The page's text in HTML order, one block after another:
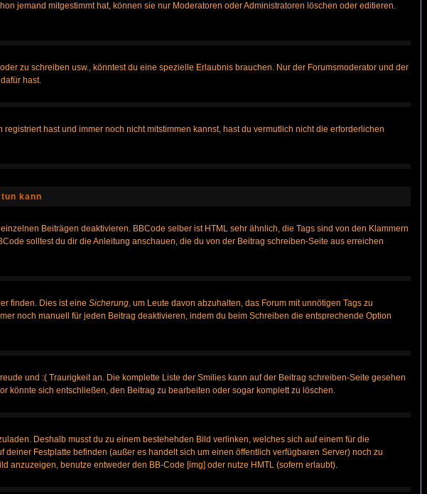
jemand mitgestimmt hat, können sie nur Moderatoren oder Administratoren löschen oder editieren.
zu schreiben usw., könntest du eine spezielle Erlaubnis brauchen. Nur der Forumsmoderator und der
hast.
hast und immer noch nicht mitstimmen kannst, hast du vermutlich nicht die erforderlichen
kann
Beiträgen deaktivieren. BBCode selber ist HTML sehr ähnlich, die Tags sind von den Klammern
solltest du dir die Anleitung anschauen, die du von der Beitrag schreiben-Seite aus erreichen
finden. Dies ist eine Sicherung, um Leute davon abzuhalten, das Forum mit unnötigen Tags zu
noch manuell für jeden Beitrag deaktivieren, indem du beim Schreiben die entsprechende Option
und :( Traurigkeit an. Die komplette Liste der Smilies kann auf der Beitrag schreiben-Seite gesehen
könnte sich entschließen, den Beitrag zu bearbeiten oder sogar komplett zu löschen.
Deshalb musst du zu einem bestehehden Bild verlinken, welches sich auf einem für die
Festplatte befinden (außer es handelt sich um einen öffentlich verfügbaren Server) noch zu
anzuzeigen, benutze entweder den BB-Code [img] oder nutze HMTL (sofern erlaubt).